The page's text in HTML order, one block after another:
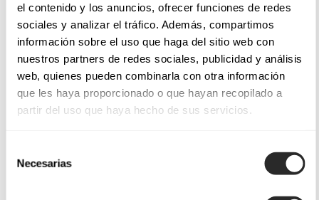
el contenido y los anuncios, ofrecer funciones de redes
sociales y analizar el tráfico. Además, compartimos
información sobre el uso que haga del sitio web con
nuestros partners de redes sociales, publicidad y análisis
web, quienes pueden combinarla con otra información
que les haya proporcionado o que hayan recopilado a
partir del uso que haya hecho de sus servicios.
Necesarias